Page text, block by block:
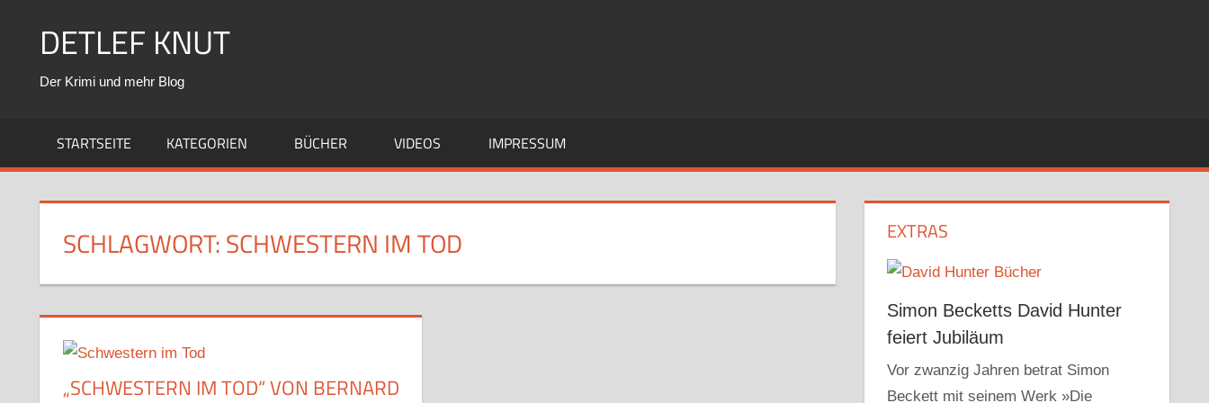
DETLEF KNUT
Der Krimi und mehr Blog
STARTSEITE KATEGORIEN BÜCHER VIDEOS IMPRESSUM
SCHLAGWORT:SCHWESTERN IM TOD
„SCHWESTERN IM TOD“ VON BERNARD
EXTRAS
Simon Becketts David Hunter
feiert Jubiläum
Vor zwanzig Jahren betrat Simon
Beckett mit seinem Werk »Die